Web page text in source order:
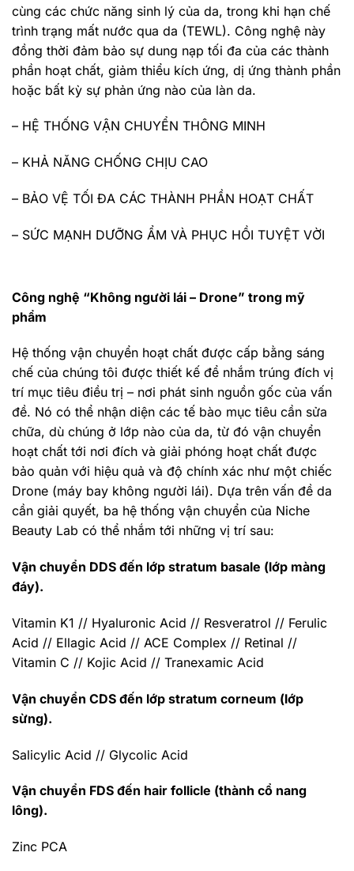
cùng các chức năng sinh lý của da, trong khi hạn chế
trình trạng mất nước qua da (TEWL). Công nghệ này
đồng thời đảm bảo sự dung nạp tối đa của các thành
phần hoạt chất, giảm thiểu kích ứng, dị ứng thành phần
hoặc bất kỳ sự phản ứng nào của làn da.
– HỆ THỐNG VẬN CHUYỂN THÔNG MINH
– KHẢ NĂNG CHỐNG CHỊU CAO
– BẢO VỆ TỐI ĐA CÁC THÀNH PHẦN HOẠT CHẤT
– SỨC MẠNH DƯỠNG ẨM VÀ PHỤC HỒI TUYỆT VỜI
Công nghệ “Không người lái – Drone” trong mỹ
phẩm
Hệ thống vận chuyển hoạt chất được cấp bằng sáng
chế của chúng tôi được thiết kế để nhắm trúng đích vị
trí mục tiêu điều trị – nơi phát sinh nguồn gốc của vấn
đề. Nó có thể nhận diện các tế bào mục tiêu cần sửa
chữa, dù chúng ở lớp nào của da, từ đó vận chuyển
hoạt chất tới nơi đích và giải phóng hoạt chất được
bảo quản với hiệu quả và độ chính xác như một chiếc
Drone (máy bay không người lái). Dựa trên vấn đề da
cần giải quyết, ba hệ thống vận chuyển của Niche
Beauty Lab có thể nhắm tới những vị trí sau:
Vận chuyển DDS đến lớp stratum basale (lớp màng
đáy).
Vitamin K1 // Hyaluronic Acid // Resveratrol // Ferulic
Acid // Ellagic Acid // ACE Complex // Retinal //
Vitamin C // Kojic Acid // Tranexamic Acid
Vận chuyển CDS đến lớp stratum corneum (lớp
sừng).
Salicylic Acid // Glycolic Acid
Vận chuyển FDS đến hair follicle (thành cổ nang
lông).
Zinc PCA